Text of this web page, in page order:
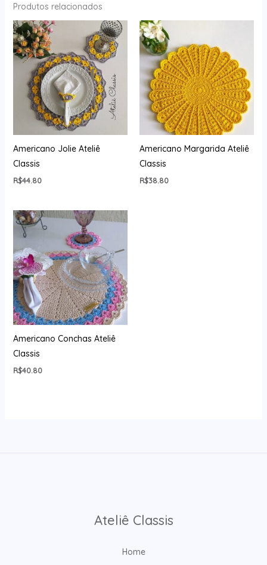
Produtos relacionados
Americano Jolie Ateliê
Classis
R$44.80
Americano Margarida Ateliê
Classis
R$38.80
Americano Conchas Ateliê
Classis
R$40.80
Ateliê Classis
Home